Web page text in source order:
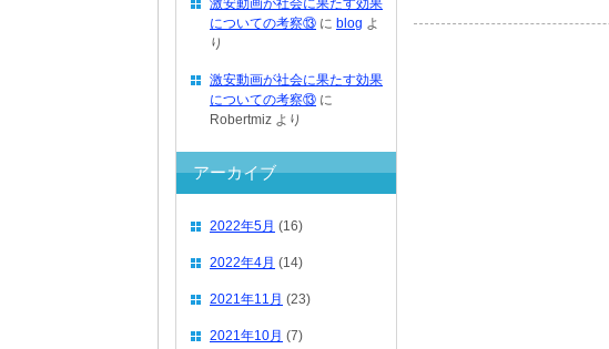
激安動画が社会に果たす効果
についての考察⑬ に blog よ
り
激安動画が社会に果たす効果
についての考察⑬ に
Robertmiz より
アーカイブ
2022年5月 (16)
2022年4月 (14)
2021年11月 (23)
2021年10月 (7)